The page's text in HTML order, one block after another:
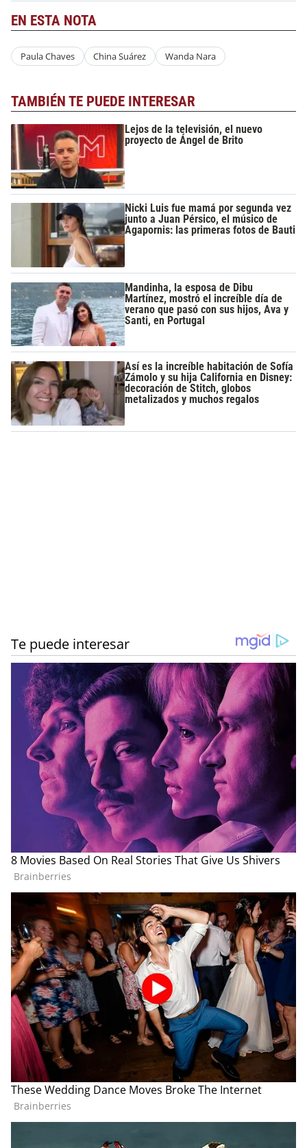
EN ESTA NOTA
Paula Chaves China Suárez Wanda Nara
TAMBIÉN TE PUEDE INTERESAR
Lejos de la televisión, el nuevo
proyecto de Ángel de Brito
Nicki Luis fue mamá por segunda vez
junto a Juan Pérsico, el músico de
Agapornis: las primeras fotos de Bauti
Mandinha, la esposa de Dibu
Martínez, mostró el increíble día de
verano que pasó con sus hijos, Ava y
Santi, en Portugal
Así es la increíble habitación de Sofía
Zámolo y su hija California en Disney:
decoración de Stitch, globos
metalizados y muchos regalos